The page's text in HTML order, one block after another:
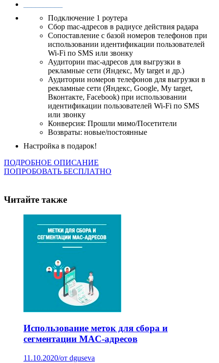
Подключение 1 роутера
Сбор mac-адресов в радиусе действия радара
Сопоставление с базой номеров телефонов при
использовании идентификации пользователей
Wi-Fi по SMS или звонку
Аудитории mac-адресов для выгрузки в
рекламные сети (Яндекс, My target и др.)
Аудитории номеров телефонов для выгрузки в
рекламные сети (Яндекс, Google, My target,
Вконтакте, Facebook) при использовании
идентификации пользователей Wi-Fi по SMS
или звонку
Конверсия: Прошли мимо/Посетители
Возвраты: новые/постоянные
Настройка в подарок!
ПОДРОБНОЕ ОПИСАНИЕ
ПОПРОБОВАТЬ БЕСПЛАТНО
Читайте также
Использование меток для сбора и
сегментации MAC-адресов
11.10.2020/от dguseva